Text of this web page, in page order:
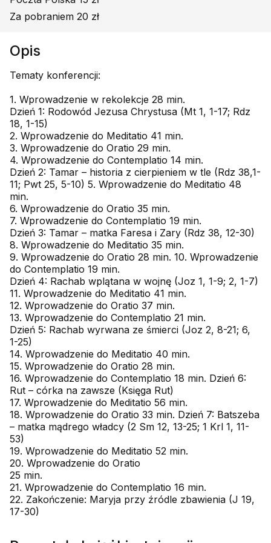
Za pobraniem 20 zł
Opis
Tematy konferencji:
1. Wprowadzenie w rekolekcje 28 min.
Dzień 1: Rodowód Jezusa Chrystusa (Mt 1, 1-17; Rdz
18, 1-15)
2. Wprowadzenie do Meditatio 41 min.
3. Wprowadzenie do Oratio 29 min.
4. Wprowadzenie do Contemplatio 14 min.
Dzień 2: Tamar – historia z cierpieniem w tle (Rdz 38,1-
11; Pwt 25, 5-10) 5. Wprowadzenie do Meditatio 48
min.
6. Wprowadzenie do Oratio 35 min.
7. Wprowadzenie do Contemplatio 19 min.
Dzień 3: Tamar – matka Faresa i Zary (Rdz 38, 12-30)
8. Wprowadzenie do Meditatio 35 min.
9. Wprowadzenie do Oratio 28 min. 10. Wprowadzenie
do Contemplatio 19 min.
Dzień 4: Rachab wplątana w wojnę (Joz 1, 1-9; 2, 1-7)
11. Wprowadzenie do Meditatio 41 min.
12. Wprowadzenie do Oratio 37 min.
13. Wprowadzenie do Contemplatio 21 min.
Dzień 5: Rachab wyrwana ze śmierci (Joz 2, 8-21; 6,
1-25)
14. Wprowadzenie do Meditatio 40 min.
15. Wprowadzenie do Oratio 28 min.
16. Wprowadzenie do Contemplatio 18 min. Dzień 6:
Rut – córka na zawsze (Księga Rut)
17. Wprowadzenie do Meditatio 56 min.
18. Wprowadzenie do Oratio 33 min. Dzień 7: Batszeba
– matka mądrego władcy (2 Sm 12, 13-25; 1 Krl 1, 11-
53)
19. Wprowadzenie do Meditatio 52 min.
20. Wprowadzenie do Oratio
25 min.
21. Wprowadzenie do Contemplatio 16 min.
22. Zakończenie: Maryja przy źródle zbawienia (J 19,
17-30)